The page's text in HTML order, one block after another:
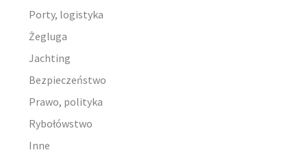
Porty, logistyka
Żegluga
Jachting
Bezpieczeństwo
Prawo, polityka
Rybołówstwo
Inne